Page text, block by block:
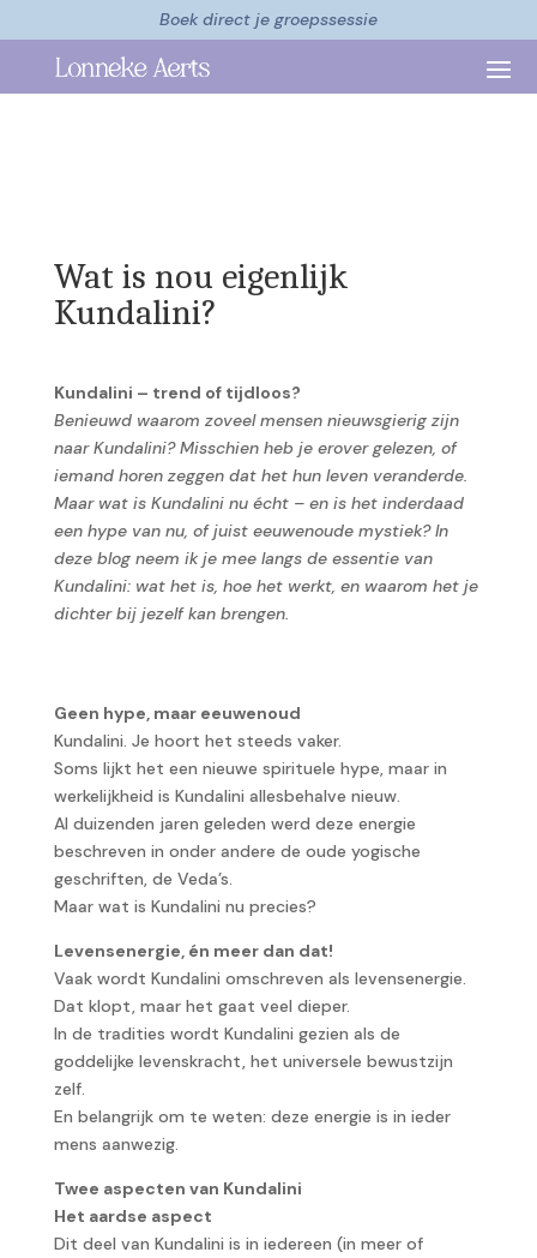
Boek direct je groepssessie
Wat is nou eigenlijk
Kundalini?
Kundalini – trend of tijdloos?
Benieuwd waarom zoveel mensen nieuwsgierig zijn
naar Kundalini? Misschien heb je erover gelezen, of
iemand horen zeggen dat het hun leven veranderde.
Maar wat is Kundalini nu écht – en is het inderdaad
een hype van nu, of juist eeuwenoude mystiek? In
deze blog neem ik je mee langs de essentie van
Kundalini: wat het is, hoe het werkt, en waarom het je
dichter bij jezelf kan brengen.
Geen hype, maar eeuwenoud
Kundalini. Je hoort het steeds vaker.
Soms lijkt het een nieuwe spirituele hype, maar in
werkelijkheid is Kundalini allesbehalve nieuw.
Al duizenden jaren geleden werd deze energie
beschreven in onder andere de oude yogische
geschriften, de Veda’s.
Maar wat is Kundalini nu precies?
Levensenergie, én meer dan dat!
Vaak wordt Kundalini omschreven als levensenergie.
Dat klopt, maar het gaat veel dieper.
In de tradities wordt Kundalini gezien als de
goddelijke levenskracht, het universele bewustzijn
zelf.
En belangrijk om te weten: deze energie is in ieder
mens aanwezig.
Twee aspecten van Kundalini
Het aardse aspect
Dit deel van Kundalini is in iedereen (in meer of